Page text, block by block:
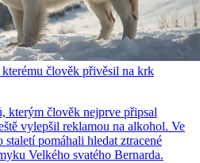
člověk přivěsil na krk
kterým člověk nejprve připsal
vylepšil reklamou na alkohol. Ve
pomáhali hledat ztracené
Velkého svatého Bernarda.